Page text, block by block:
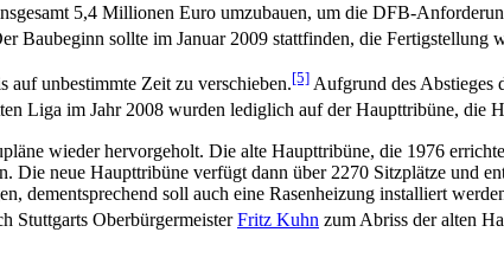
5,4 Millionen Euro umzubauen, um die DFB-
Baubeginn sollte im Januar 2009 stattfinden, die Fertigstellung
auf unbestimmte Zeit zu verschieben.[5] Aufgrund des Abstieges
Liga im Jahr 2008 wurden lediglich auf der Haupttribüne, die
wieder hervorgeholt. Die alte Haupttribüne, die 1976
Die neue Haupttribüne verfügt dann über 2270 Sitzplätze und
dementsprechend soll auch eine Rasenheizung installiert
Stuttgarts OberbürgermeisterFritz Kuhn zum Abriss der alten